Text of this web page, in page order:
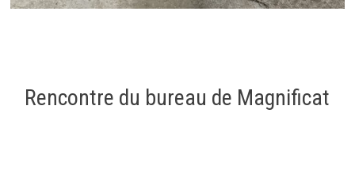
Rencontre du bureau de Magnificat